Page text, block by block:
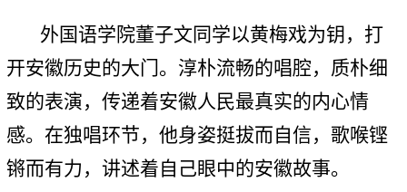
外国语学院董子文同学以黄梅戏为钥，打
开安徽历史的大门。淳朴流畅的唱腔，质朴细
致的表演，传递着安徽人民最真实的内心情
感。在独唱环节，他身姿挺拔而自信，歌喉铿
锵而有力，讲述着自己眼中的安徽故事。